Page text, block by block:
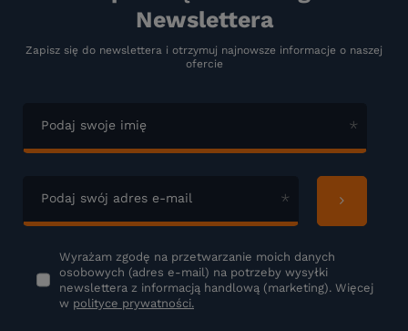
Newslettera
Zapisz się do newslettera i otrzymuj najnowsze informacje o naszej
ofercie
Podaj swoje imię
Podaj swój adres e-mail
Wyrażam zgodę na przetwarzanie moich danych
osobowych (adres e-mail) na potrzeby wysyłki
newslettera z informacją handlową (marketing). Więcej
w polityce prywatności.